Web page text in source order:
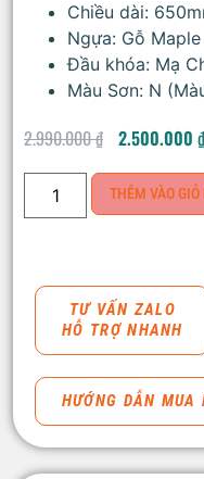
Chiều dài:
Ngựa: Gỗ Maple
Đầu khóa: Mạ
Màu Sơn: N
2.990.000₫ 2.500.000
THÊM VÀO GIỎ
TƯ VẤN ZALO
HỖ TRỢ NHANH
HƯỚNG DẪN MUA